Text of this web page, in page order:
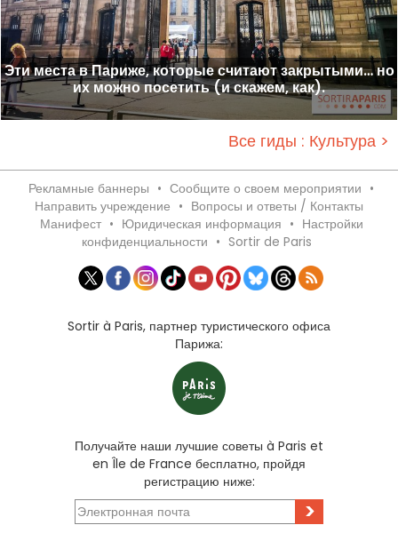
Эти места в Париже, которые считают закрытыми… но
их можно посетить (и скажем, как).
Все гиды : Культура >
Рекламные баннеры • Сообщите о своем мероприятии •
Направить учреждение • Вопросы и ответы / Контакты
Манифест • Юридическая информация • Настройки
конфиденциальности • Sortir de Paris
Sortir à Paris, партнер туристического офиса
Парижа:
Получайте наши лучшие советы à Paris et
en Île de France бесплатно, пройдя
регистрацию ниже:
>